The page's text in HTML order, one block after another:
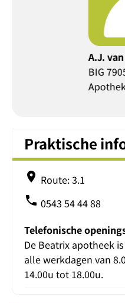
A.J. van
BIG
Apotheker
Praktische
place Route: 3.1
phone 0543 54 44 88
Telefonische
De Beatrix apotheek
alle werkdagen van
14.00u tot 18.00u.